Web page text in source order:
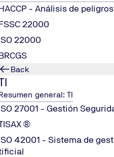
- Análisis de peligros
22000
22000
Back
general: TI
27001 - Gestión
®
42001 - Sistema de
y con